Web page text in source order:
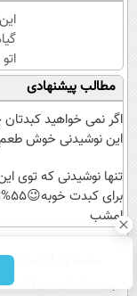
مطالب پیشنهادی
اگر نمی خواهید
این نوشیدنی خوش طعم
تنها نوشیدنی که توی
امشب
عصر
آب و